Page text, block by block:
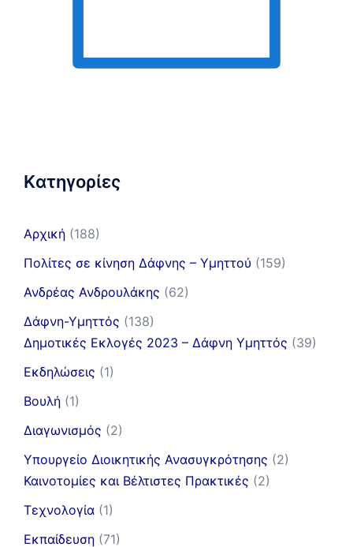
Kατηγορίες
Αρχική (188)
Πολίτες σε κίνηση Δάφνης – Υμηττού (159)
Ανδρέας Ανδρουλάκης (62)
Δάφνη-Υμηττός (138)
Δημοτικές Εκλογές 2023 – Δάφνη Υμηττός (39)
Εκδηλώσεις (1)
Βουλή (1)
Διαγωνισμός (2)
Υπουργείο Διοικητικής Ανασυγκρότησης (2)
Καινοτομίες και Βέλτιστες Πρακτικές (2)
Τεχνολογία (1)
Εκπαίδευση (71)